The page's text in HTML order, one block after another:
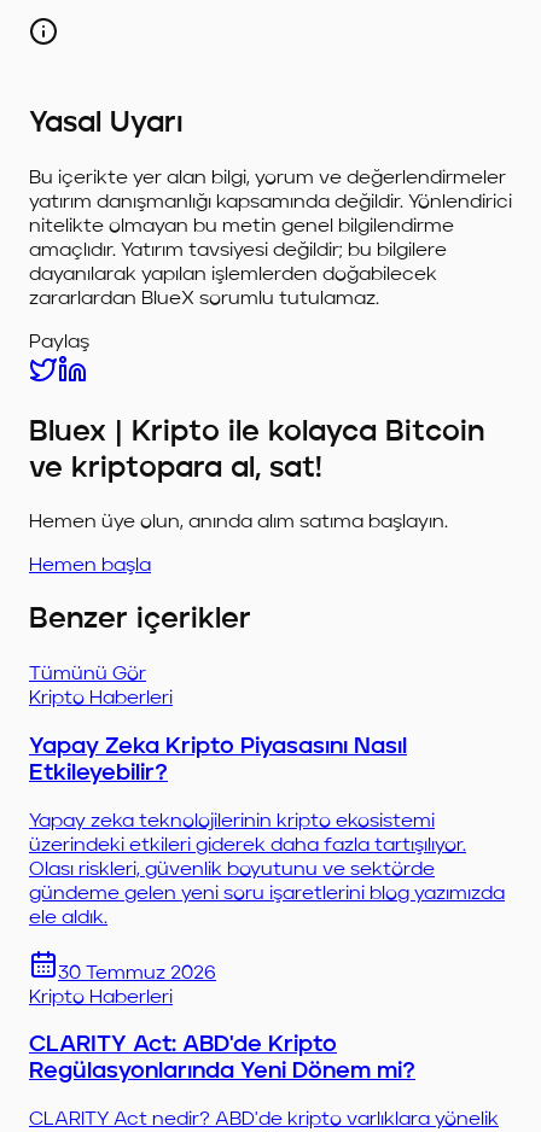
Yasal Uyarı
Bu içerikte yer alan bilgi, yorum ve değerlendirmeler
yatırım danışmanlığı kapsamında değildir. Yönlendirici
nitelikte olmayan bu metin genel bilgilendirme
amaçlıdır. Yatırım tavsiyesi değildir; bu bilgilere
dayanılarak yapılan işlemlerden doğabilecek
zararlardan BlueX sorumlu tutulamaz.
Paylaş
Bluex | Kripto ile kolayca Bitcoin
ve kriptopara al, sat!
Hemen üye olun, anında alım satıma başlayın.
Hemen başla
Benzer içerikler
Tümünü Gör
Kripto Haberleri
Yapay Zeka Kripto Piyasasını Nasıl
Etkileyebilir?
Yapay zeka teknolojilerinin kripto ekosistemi
üzerindeki etkileri giderek daha fazla tartışılıyor.
Olası riskleri, güvenlik boyutunu ve sektörde
gündeme gelen yeni soru işaretlerini blog yazımızda
ele aldık.
30 Temmuz 2026
Kripto Haberleri
CLARITY Act: ABD'de Kripto
Regülasyonlarında Yeni Dönem mi?
CLARITY Act nedir? ABD'de kripto varlıklara yönelik